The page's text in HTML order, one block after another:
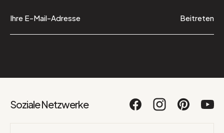
Beitreten
Soziale Netzwerke